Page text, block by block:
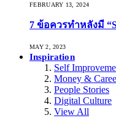
FEBRUARY 13, 2024
7 ข้อควรทำหลังมี
MAY 2, 2023
Inspiration
Self
Money &
People Stories
Digital Culture
View All